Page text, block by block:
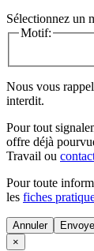
Sélectionnez un
Motif:
Nous vous
interdit.
Pour tout
offre déjà
Travail ou
Pour toute
les fiches
Annuler
×